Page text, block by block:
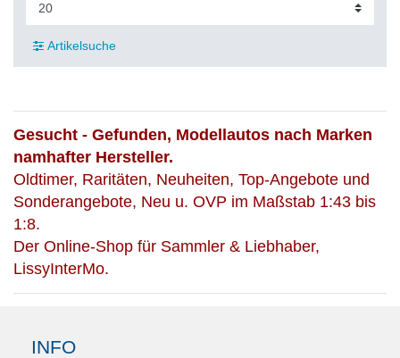
Artikelsuche
Gesucht - Gefunden, Modellautos nach Marken
namhafter Hersteller.
Oldtimer, Raritäten, Neuheiten, Top-Angebote und
Sonderangebote, Neu u. OVP im Maßstab 1:43 bis
1:8.
Der Online-Shop für Sammler & Liebhaber,
LissyInterMo.
INFO